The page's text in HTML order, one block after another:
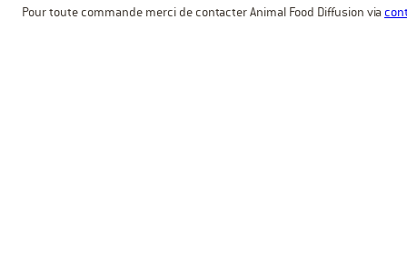
Pour toute commande merci de contacter Animal Food Diffusion via